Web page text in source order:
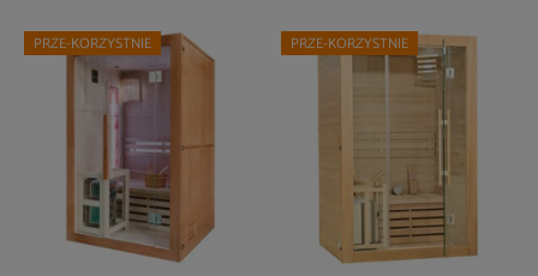
PRZE-KORZYSTNIE PRZE-KORZYSTNIE